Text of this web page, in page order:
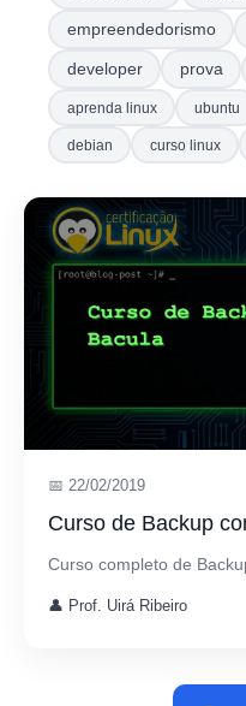
empreendedorismo
developer prova
aprenda linux ubuntu
debian curso linux
📅 22/02/2019
Curso de Backup
Curso completo de
👤 Prof. Uirá Ribeiro